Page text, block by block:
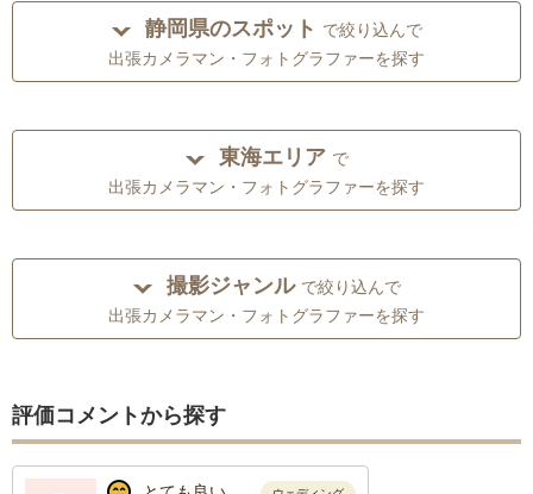
静岡県のスポット で絞り込んで
出張カメラマン・フォトグラファーを探す
東海エリア で
出張カメラマン・フォトグラファーを探す
撮影ジャンル で絞り込んで
出張カメラマン・フォトグラファーを探す
評価コメントから探す